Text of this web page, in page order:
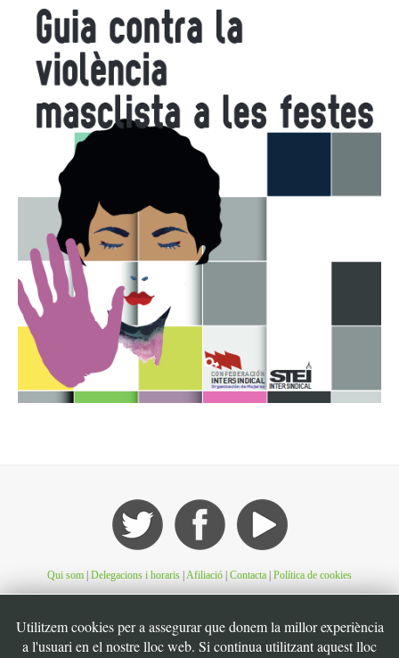
Qui som Delegacions i horaris Afiliació Contacta Política de cookies
©STEI Sindicat de treballadores i treballadors de les Illes Balears. C/ Jaume Ferran, 56.
07004. Palma. Mallorca. Espanya. Telèfon: 34 971 901600. Inscrit al registre de la DG
de la Funció Pública de Presidència del Govern d’Espanya, número 49. CIF:
Utilitzem cookies per a assegurar que donem la millor experiència
a l'usuari en el nostre lloc web. Si continua utilitzant aquest lloc